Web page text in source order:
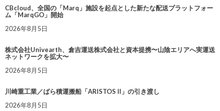
CBcloud、全国の「Marq」施設を起点とした新たな配送プラットフォー
ム「MarqGO」開始
2026年8月5日
株式会社Univearth、倉吉運送株式会社と資本提携〜山陰エリアへ実運送
ネットワークを拡大〜
2026年8月5日
川崎重工業／ばら積運搬船「ARISTOS II」の引き渡し
2026年8月5日